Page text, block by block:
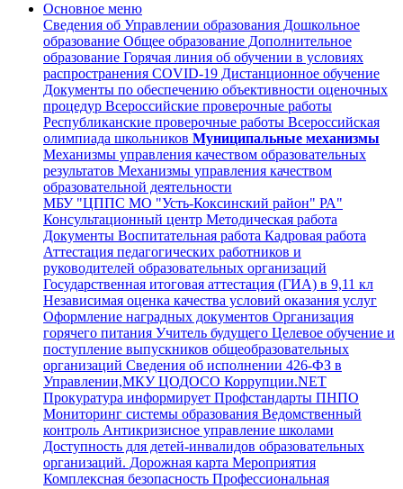
Основное меню
Сведения об Управлении образования Дошкольное
образование Общее образование Дополнительное
образование Горячая линия об обучении в условиях
распространения COVID-19 Дистанционное обучение
Документы по обеспечению объективности оценочных
процедур Всероссийские проверочные работы
Республиканские проверочные работы Всероссийская
олимпиада школьников Муниципальные механизмы
Механизмы управления качеством образовательных
результатов Механизмы управления качеством
образовательной деятельности
МБУ "ЦППС МО "Усть-Коксинский район" РА"
Консультационный центр Методическая работа
Документы Воспитательная работа Кадровая работа
Аттестация педагогических работников и
руководителей образовательных организаций
Государственная итоговая аттестация (ГИА) в 9,11 кл
Независимая оценка качества условий оказания услуг
Оформление наградных документов Организация
горячего питания Учитель будущего Целевое обучение и
поступление выпускников общеобразовательных
организаций Сведения об исполнении 426-ФЗ в
Управлении,МКУ ЦОДОСО Коррупции.NET
Прокуратура информирует Профстандарты ПНПО
Мониторинг системы образования Ведомственный
контроль Антикризисное управление школами
Доступность для детей-инвалидов образовательных
организаций. Дорожная карта Мероприятия
Комплексная безопасность Профессиональная